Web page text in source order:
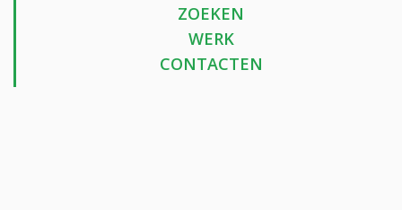
ZOEKEN
WERK
CONTACTEN